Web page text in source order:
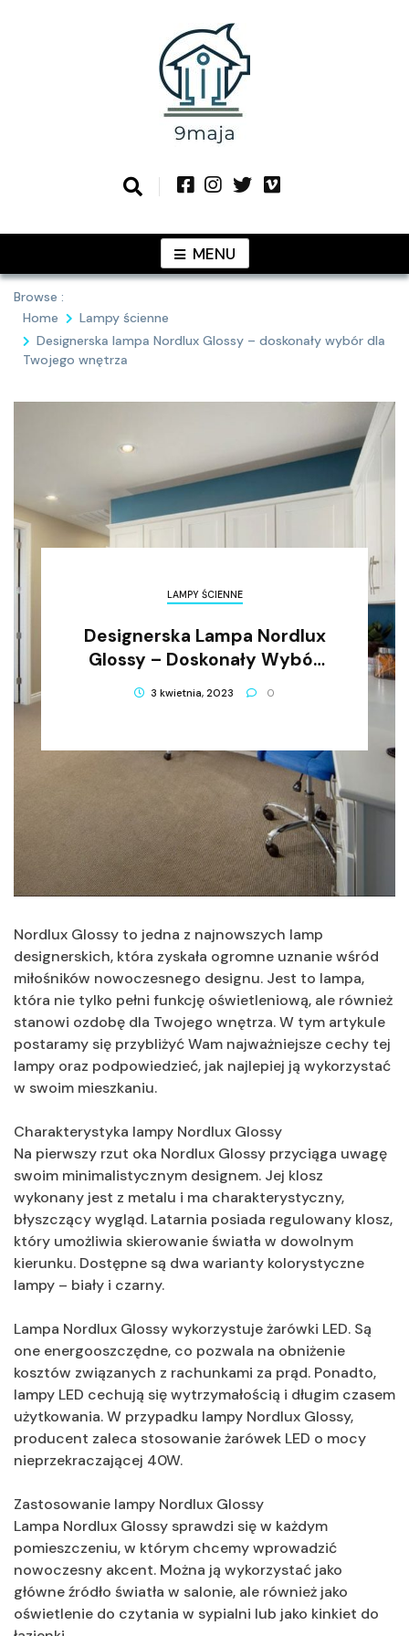
9MAJApomysłami
MENU
Browse :
Home
Lampy ścienne
Designerska lampa Nordlux Glossy – doskonały wybór dla
Twojego wnętrza
LAMPY ŚCIENNE
Designerska Lampa Nordlux
Glossy – Doskonały Wybór
Dla Twojego Wnętrza
3 kwietnia, 2023 0
Nordlux Glossy to jedna z najnowszych lamp
designerskich, która zyskała ogromne uznanie wśród
miłośników nowoczesnego designu. Jest to lampa,
która nie tylko pełni funkcję oświetleniową, ale również
stanowi ozdobę dla Twojego wnętrza. W tym artykule
postaramy się przybliżyć Wam najważniejsze cechy tej
lampy oraz podpowiedzieć, jak najlepiej ją wykorzystać
w swoim mieszkaniu.
Charakterystyka lampy Nordlux Glossy
Na pierwszy rzut oka Nordlux Glossy przyciąga uwagę
swoim minimalistycznym designem. Jej klosz
wykonany jest z metalu i ma charakterystyczny,
błyszczący wygląd. Latarnia posiada regulowany klosz,
który umożliwia skierowanie światła w dowolnym
kierunku. Dostępne są dwa warianty kolorystyczne
lampy – biały i czarny.
Lampa Nordlux Glossy wykorzystuje żarówki LED. Są
one energooszczędne, co pozwala na obniżenie
kosztów związanych z rachunkami za prąd. Ponadto,
lampy LED cechują się wytrzymałością i długim czasem
użytkowania. W przypadku lampy Nordlux Glossy,
producent zaleca stosowanie żarówek LED o mocy
nieprzekraczającej 40W.
Zastosowanie lampy Nordlux Glossy
Lampa Nordlux Glossy sprawdzi się w każdym
pomieszczeniu, w którym chcemy wprowadzić
nowoczesny akcent. Można ją wykorzystać jako
główne źródło światła w salonie, ale również jako
oświetlenie do czytania w sypialni lub jako kinkiet do